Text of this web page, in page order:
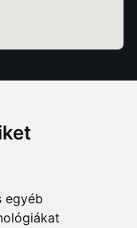
egyéb
Center A/39